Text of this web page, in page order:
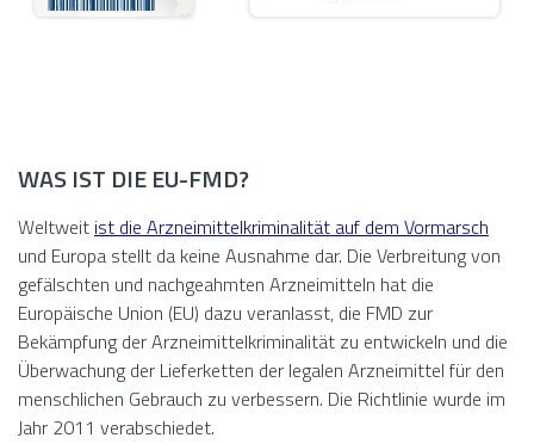
WAS IST DIE EU-FMD?
Weltweit ist die Arzneimittelkriminalität auf dem Vormarsch
und Europa stellt da keine Ausnahme dar. Die Verbreitung von
gefälschten und nachgeahmten Arzneimitteln hat die
Europäische Union (EU) dazu veranlasst, die FMD zur
Bekämpfung der Arzneimittelkriminalität zu entwickeln und die
Überwachung der Lieferketten der legalen Arzneimittel für den
menschlichen Gebrauch zu verbessern. Die Richtlinie wurde im
Jahr 2011 verabschiedet.